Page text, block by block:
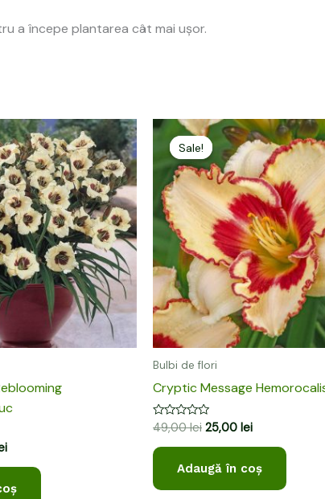
a începe plantarea cât mai ușor.
Prețul
curent
este:
25,00 lei.
Sale!
Sale!
Bulbi de flori
Cryptic Message
Evaluat
0
din
49,00lei
Prețul
inițial
a
fost:
49,00 lei.
25,00 lei
Prețul
curent
este:
25,00 lei.
Adaugă în coș